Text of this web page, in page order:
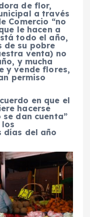
de flor,
a través
Comercio “no
le hacen a
todo el año,
de su pobre
venta) no
y mucha
y vende flores,
permiso
en que el
hacerse
dan cuenta”
días del año